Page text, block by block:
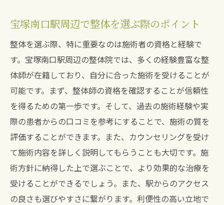
整体で日常の疲れを癒す方法
整体施術で疲れた心と身体を癒す秘密に迫る
整体で心と身体を癒すためのアプローチ
疲れた身体に整体がもたらす驚きの効果
心の疲れを癒す整体の役割と方法
整体施術による心身のリフレッシュ法
整体でバランスを取り戻すためのヒント
日常の疲れを和らげる整体の魅力
宝塚南口駅周辺で整体を体験し活力を取り戻す
方法
宝塚南口駅近くで活力を取り戻す整体の選
宝塚南口駅周辺で整体を選ぶ際のポイント
整体を選ぶ際、特に重要なのは施術者の資格と経験で
す。宝塚南口駅周辺の整体院では、多くの経験豊富な整
体師が在籍しており、自分に合った施術を受けることが
可能です。まず、整体師の資格を確認することが信頼性
を得るための第一歩です。そして、過去の施術経験や実
際の患者からの口コミを参考にすることで、施術の質を
評価することができます。また、カウンセリングを受け
て施術内容を詳しく説明してもらうことも大切です。施
術方針に納得した上で選ぶことで、より効果的な治療を
受けることができるでしょう。また、駅からのアクセス
の良さも選びやすさに繋がります。利便性の高い立地で